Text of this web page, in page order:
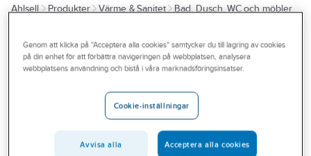
Kampanjer
Branscher
Ahlsell Produkter Värme & Sanitet
Bad, Dusch, WC och möbler
Övriga duschanordningar
Glidled 203,
NGL
NGL GLIDLED FÖR
HANDDUSCH VIT
Genom att klicka på "Acceptera alla cookies" samtycker du till lagring av cookies
på din enhet för att förbättra navigeringen på webbplatsen, analysera
webbplatsens användning och bistå i våra marknadsföringsinsatser.
Cookie-inställningar
Avvisa alla Acceptera alla cookies